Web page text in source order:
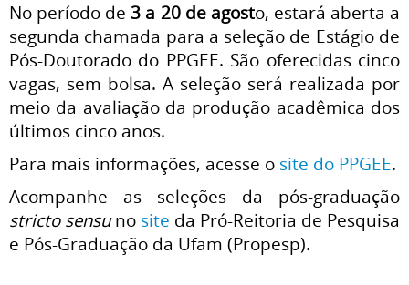
No período de3 a 20 de agosto, estará aberta a
segunda chamada para a seleção de Estágio de
Pós-Doutorado do PPGEE. São oferecidas cinco
vagas, sem bolsa. A seleção será realizada por
meio da avaliação da produção acadêmica dos
últimos cinco anos.
Para mais informações, acesse o site do PPGEE.
Acompanhe as seleções da pós-graduação
stricto sensuno site da Pró-Reitoria de Pesquisa
e Pós-Graduação da Ufam (Propesp).